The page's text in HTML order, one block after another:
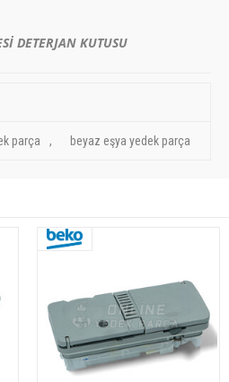
DETERJAN KUTUSU
parça , beyaz eşya yedek parça